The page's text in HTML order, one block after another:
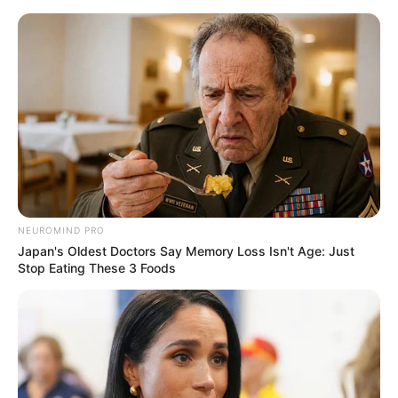
Перейти
Groza-news.info
Громада Закарпаття
Січень 2021
NEUROMIND PRO
Japan's Oldest Doctors Say Memory Loss Isn't Age: Just
Stop Eating These 3 Foods